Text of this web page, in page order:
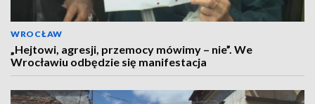
WROCŁAW
„Hejtowi, agresji, przemocy mówimy – nie”. We
Wrocławiu odbędzie się manifestacja